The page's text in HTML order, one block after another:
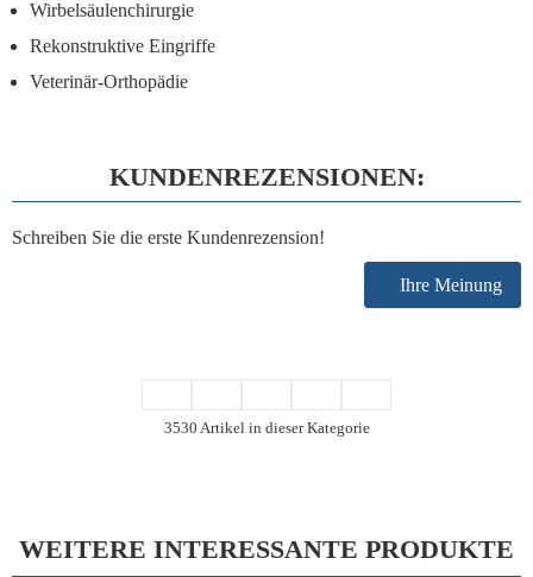
Wirbelsäulenchirurgie
Rekonstruktive Eingriffe
Veterinär-Orthopädie
KUNDENREZENSIONEN:
Schreiben Sie die erste Kundenrezension!
Ihre Meinung
3530 Artikel in dieser Kategorie
WEITERE INTERESSANTE PRODUKTE